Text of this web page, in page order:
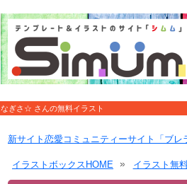
なぎさ☆ さんの無料イラスト
新サイト恋愛コミュニティーサイト「ブレ
イラストボックスHOME イラスト無